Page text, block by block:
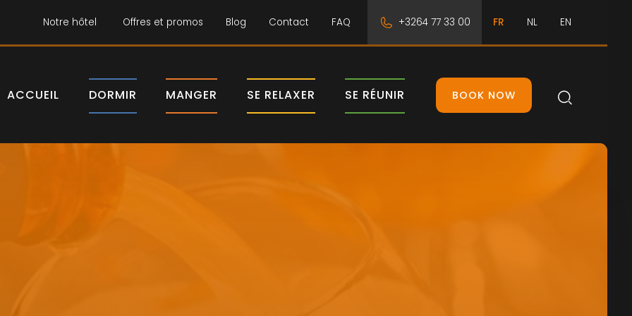
Notre hôtel Offres et promos Blog Contact FAQ +3264 77 33 00 FR NL EN
ACCUEIL DORMIR MANGER SE RELAXER SE RÉUNIR BOOK NOW